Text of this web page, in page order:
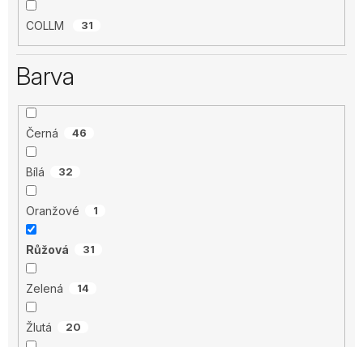
COLLM 31
Barva
Černá 46
Bílá 32
Oranžové 1
Růžová 31
Zelená 14
Žlutá 20